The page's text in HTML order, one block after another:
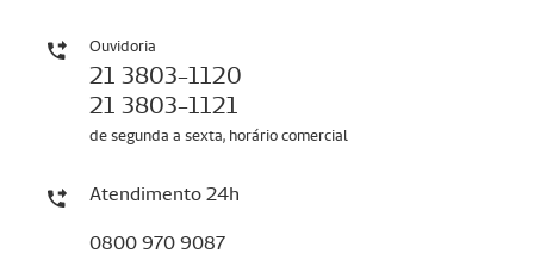
Ouvidoria
21 3803-1120
21 3803-1121
de segunda a sexta, horário comercial
Atendimento 24h
0800 970 9087